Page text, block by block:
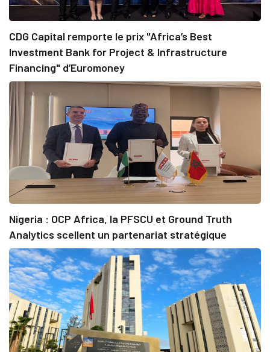
CDG Capital remporte le prix "Africa’s Best
Investment Bank for Project & Infrastructure
Financing" d’Euromoney
Nigeria : OCP Africa, la PFSCU et Ground Truth
Analytics scellent un partenariat stratégique